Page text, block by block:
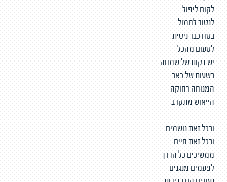
לקום ליפול
לנטור לחמול
בטח כבר ניסית
לטעום מהכל
יש דקות של שמחה
בשעות של כאב
המנוחה רחוקה
הייאוש מתקרב
ובכל זאת נושמים
ובכל זאת חיים
ממשיכים כל הדרך
לפעמים מנגנים